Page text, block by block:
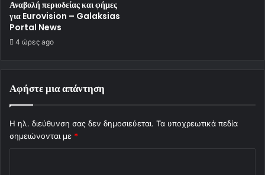
Αναβολή περιοδείας και φήμες
για Eurovision – Galaksias
Portal News
4 ώρες ago
Αφήστε μια απάντηση
Η ηλ. διεύθυνση σας δεν δημοσιεύεται. Τα υποχρεωτικά πεδία
σημειώνονται με *